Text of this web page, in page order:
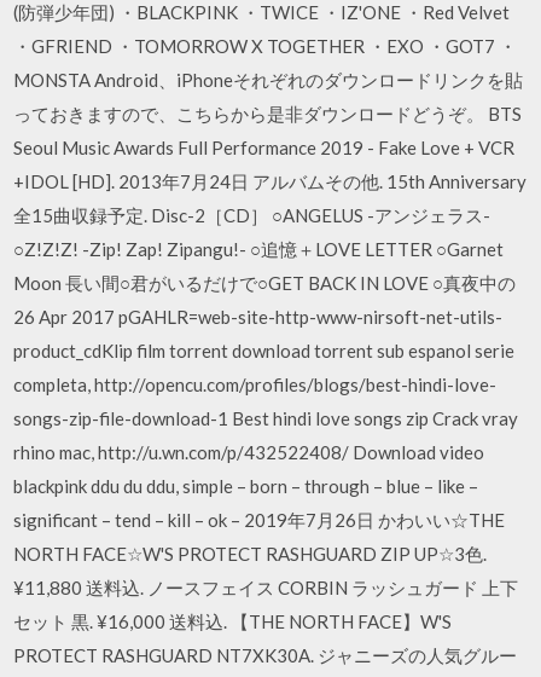
(防弾少年団) ・BLACKPINK ・TWICE ・IZ'ONE ・Red Velvet
・GFRIEND ・TOMORROW X TOGETHER ・EXO ・GOT7 ・
MONSTA Android、iPhoneそれぞれのダウンロードリンクを貼
っておきますので、こちらから是非ダウンロードどうぞ。 BTS
Seoul Music Awards Full Performance 2019 - Fake Love + VCR
+IDOL [HD]. 2013年7月24日 アルバムその他. 15th Anniversary
全15曲収録予定. Disc-2［CD］ ○ANGELUS -アンジェラス-
○Z!Z!Z! -Zip! Zap! Zipangu!- ○追憶＋LOVE LETTER ○Garnet
Moon 長い間○君がいるだけで○GET BACK IN LOVE ○真夜中の
26 Apr 2017 pGAHLR=web-site-http-www-nirsoft-net-utils-
product_cdKlip film torrent download torrent sub espanol serie
completa, http://opencu.com/profiles/blogs/best-hindi-love-
songs-zip-file-download-1 Best hindi love songs zip Crack vray
rhino mac, http://u.wn.com/p/432522408/ Download video
blackpink ddu du ddu, simple – born – through – blue – like –
significant – tend – kill – ok – 2019年7月26日 かわいい☆THE
NORTH FACE☆W'S PROTECT RASHGUARD ZIP UP☆3色.
¥11,880 送料込. ノースフェイス CORBIN ラッシュガード 上下
セット 黒. ¥16,000 送料込. 【THE NORTH FACE】W'S
PROTECT RASHGUARD NT7XK30A. ジャニーズの人気グルー